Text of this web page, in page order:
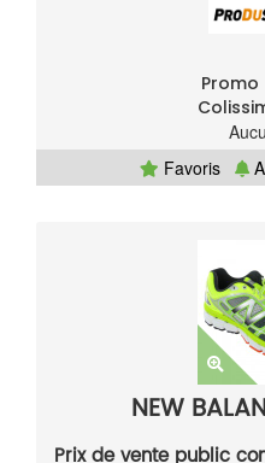
Promo
Favoris
NEW
Prix de vente public